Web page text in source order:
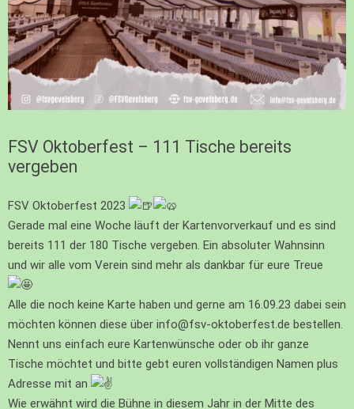
FSV Oktoberfest – 111 Tische bereits
vergeben
FSV Oktoberfest 2023
Gerade mal eine Woche läuft der Kartenvorverkauf und es sind
bereits 111 der 180 Tische vergeben. Ein absoluter Wahnsinn
und wir alle vom Verein sind mehr als dankbar für eure Treue
Alle die noch keine Karte haben und gerne am 16.09.23 dabei sein
möchten können diese über info@fsv-oktoberfest.de bestellen.
Nennt uns einfach eure Kartenwünsche oder ob ihr ganze
Tische möchtet und bitte gebt euren vollständigen Namen plus
Adresse mit an
Wie erwähnt wird die Bühne in diesem Jahr in der Mitte des